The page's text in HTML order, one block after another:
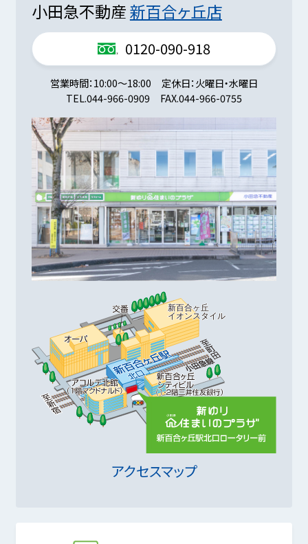
小田急不動産新百合ヶ丘店
0120-090-918
営業時間 10:00～18:00 定休日 火曜日・水曜日
TEL.044-966-0909 FAX.044-966-0755
アクセスマップ